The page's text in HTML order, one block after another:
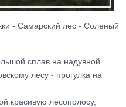
- Самарский лес - Соленый
сплав на надувной
лесу - прогулка на
красивую лесополосу,